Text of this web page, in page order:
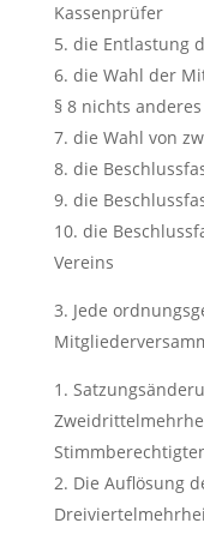
Kassenprüfer
die Entlastung
die Wahl der
§ 8 nichts
die Wahl von
die
die
die
Vereins
Jede
Die Auflösung